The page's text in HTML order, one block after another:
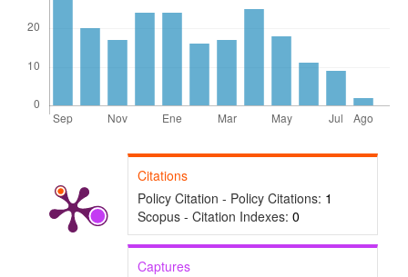
Citations
Policy Citation - Policy Citations: 1
Scopus - Citation Indexes: 0
Captures